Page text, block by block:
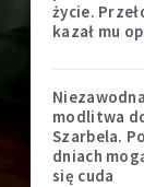
życie.
kazał mu
Niezawodna
modlitwa
Szarbela.
dniach
się cuda